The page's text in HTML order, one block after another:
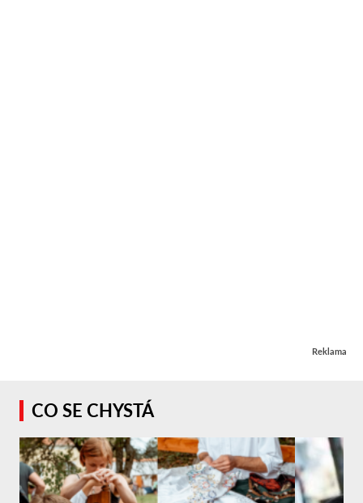
Reklama
CO SE CHYSTÁ